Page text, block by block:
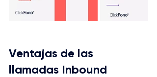
Ventajas de las
llamadas Inbound